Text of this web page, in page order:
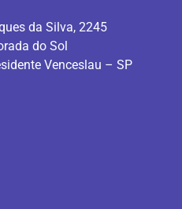
da Silva, 2245
do Sol
Venceslau – SP